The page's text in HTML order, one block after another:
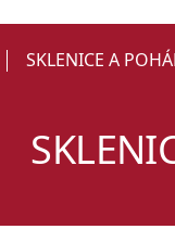
SKLENICE A